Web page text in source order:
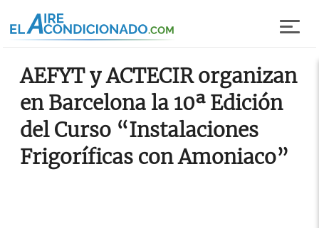
AEFYT y ACTECIR organizan
en Barcelona la 10ª Edición
del Curso “Instalaciones
Frigoríficas con Amoniaco”